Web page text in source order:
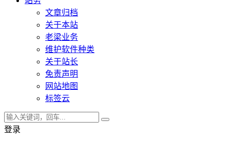
文章归档
关于本站
老梁业务
维护软件种类
关于站长
免责声明
网站地图
标签云
登录